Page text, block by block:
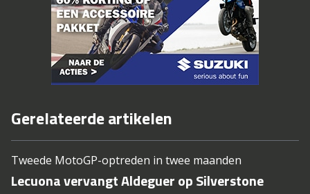
Gerelateerde artikelen
Tweede MotoGP-optreden in twee maanden
Lecuona vervangt Aldeguer op Silverstone